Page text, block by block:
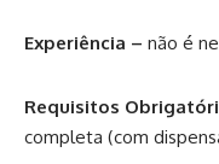
Experiência – não é
Requisitos
completa (com